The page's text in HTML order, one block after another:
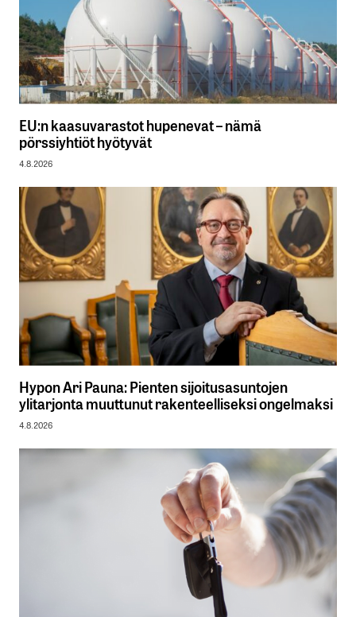
EU:n kaasuvarastot hupenevat – nämä
pörssiyhtiöt hyötyvät
4.8.2026
Hypon Ari Pauna: Pienten sijoitusasuntojen
ylitarjonta muuttunut rakenteelliseksi ongelmaksi
4.8.2026